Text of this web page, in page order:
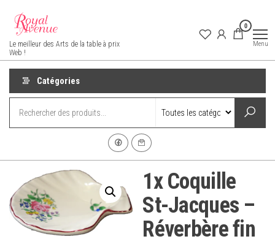
contenu
Royal Avenue
Le meilleur des Arts de la table à prix
Web !
0
Menu
Catégories
1x Coquille
St-Jacques –
Réverbère fin